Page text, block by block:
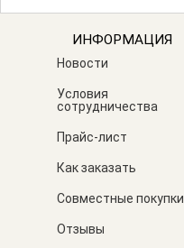
ИНФОРМАЦИЯ
Новости
Условия
сотрудничества
Прайс-лист
Как заказать
Совместные покупки
Отзывы